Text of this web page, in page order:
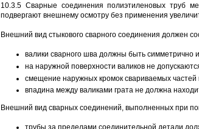
10.3.5 Сварные соединения полиэтиленовых труб
подвергают внешнему осмотру без применения
Внешний вид стыкового сварного соединения должен
валики сварного шва должны быть симметрично
на наружной поверхности валиков не
смещение наружных кромок свариваемых
впадина между валиками грата не должна
Внешний вид сварных соединений, выполненных при
трубы за пределами соединительной детали